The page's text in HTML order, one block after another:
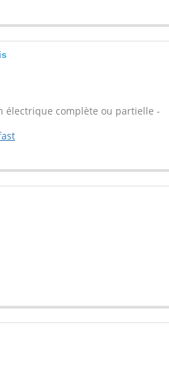
électrique complète ou partielle -